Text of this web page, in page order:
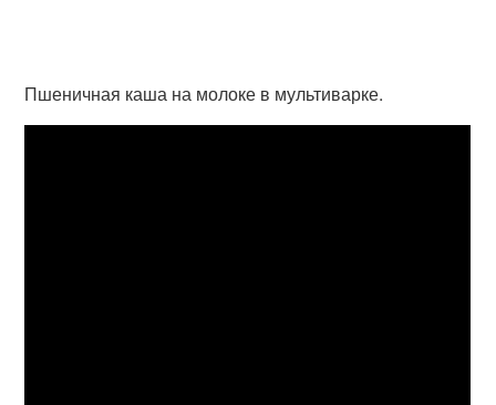
Пшеничная каша на молоке в мультиварке.